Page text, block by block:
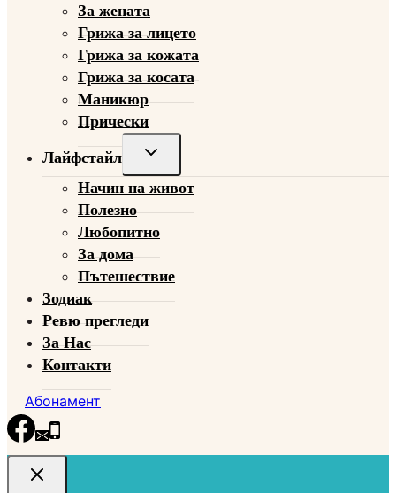
menu
За жената
Грижа за лицето
Грижа за кожата
Грижа за косата
Маникюр
Прически
Лайфстайл
Toggle
menu
Начин на живот
Полезно
Любопитно
За дома
Пътешествие
Зодиак
Ревю прегледи
За Нас
Контакти
Абонамент